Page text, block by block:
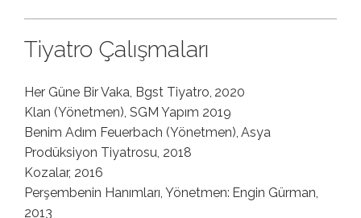
Tiyatro Çalışmaları
Her Güne Bir Vaka, Bgst Tiyatro, 2020
Klan (Yönetmen), SGM Yapım 2019
Benim Adım Feuerbach (Yönetmen), Asya
Prodüksiyon Tiyatrosu, 2018
Kozalar, 2016
Perşembenin Hanımları, Yönetmen: Engin Gürman,
2013